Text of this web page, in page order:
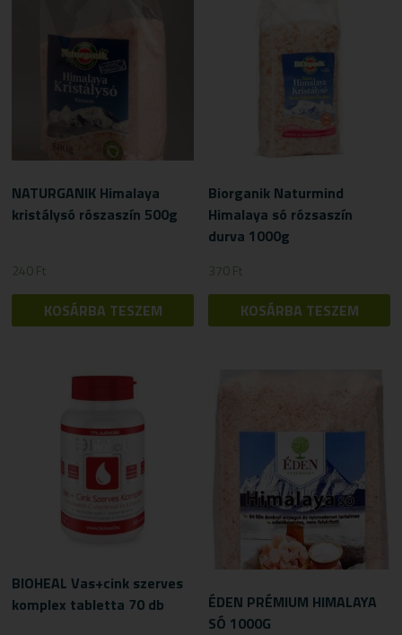
NATURGANIK Himalaya
kristálysó rószaszín 500g
240Ft
KOSÁRBA TESZEM
Biorganik Naturmind
Himalaya só rózsaszín
durva 1000g
370Ft
KOSÁRBA TESZEM
BIOHEAL Vas+cink szerves
komplex tabletta 70 db
ÉDEN PRÉMIUM HIMALAYA
SÓ 1000G